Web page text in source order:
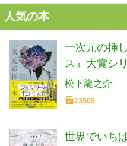
人気の本
一次元の挿
ス』大賞シ
松下龍之介
23505
世界でいち